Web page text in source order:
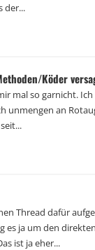
der...
Köder
mal so garnicht.
unmengen an
Thread dafür
es ja um den
ist ja eher...